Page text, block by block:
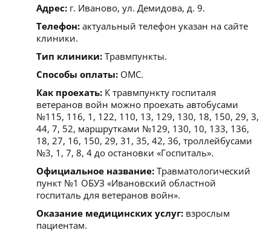
Адрес: г. Иваново, ул. Демидова, д. 9.
Телефон: актуальный телефон указан на сайте
клиники.
Тип клиники: Травмпункты.
Способы оплаты: ОМС.
Как проехать: К травмпункту госпиталя
ветеранов войн можно проехать автобусами
№115, 116, 1, 122, 110, 13, 129, 130, 18, 150, 29, 3,
44, 7, 52, маршрутками №129, 130, 10, 133, 136,
18, 27, 16, 150, 29, 31, 35, 42, 36, троллейбусами
№3, 1, 7, 8, 4 до остановки «Госпиталь».
Официальное название: Травматологический
пункт №1 ОБУЗ «Ивановский областной
госпиталь для ветеранов войн».
Оказание медицинских услуг: взрослым
пациентам.